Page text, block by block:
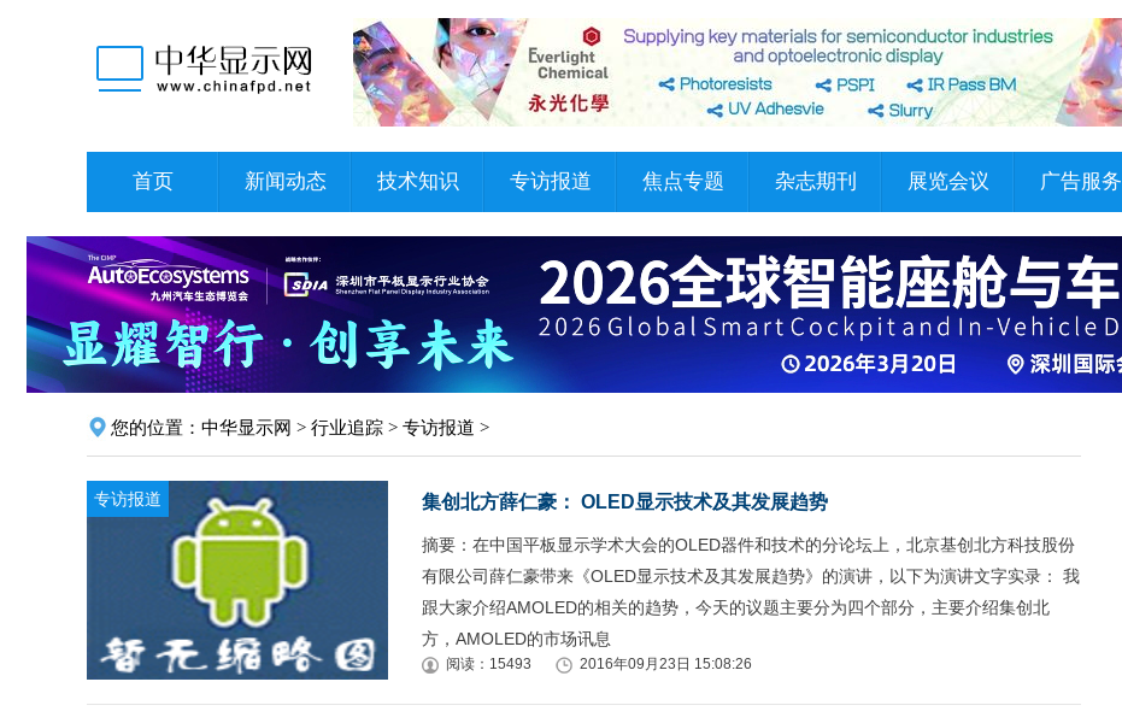
首页 新闻动态 技术知识 专访报道 焦点专题 杂志期刊 展览会议 广告服务
您的位置： 中华显示网 > 行业追踪 > 专访报道 >
专访报道 集创北方薛仁豪： OLED显示技术及其发展趋势
摘要：在中国平板显示学术大会的OLED器件和技术的分论坛上，北京基创北方科技股份
有限公司薛仁豪带来《OLED显示技术及其发展趋势》的演讲，以下为演讲文字实录： 我
跟大家介绍AMOLED的相关的趋势，今天的议题主要分为四个部分，主要介绍集创北
方，AMOLED的市场讯息
阅读：15493 2016年09月23日 15:08:26